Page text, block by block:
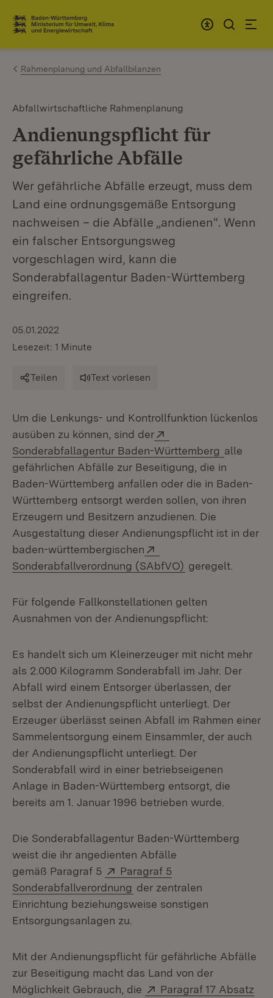
Zum Inhalt springen
Link zur Startseite
Rahmenplanung und Abfallbilanzen
Abfallwirtschaftliche Rahmenplanung
Andienungspflicht für
gefährliche Abfälle
Wer gefährliche Abfälle erzeugt, muss dem
Land eine ordnungsgemäße Entsorgung
nachweisen – die Abfälle „andienen". Wenn
ein falscher Entsorgungsweg
vorgeschlagen wird, kann die
Sonderabfallagentur Baden-Württemberg
eingreifen.
05.01.2022
Lesezeit: 1 Minute
Teilen Text vorlesen
Um die Lenkungs- und Kontrollfunktion lückenlos
ausüben zu können, sind der
Sonderabfallagentur Baden-Württemberg (Öffnet
alle
gefährlichen Abfälle zur Beseitigung, die in
Baden-Württemberg anfallen oder die in Baden-
Württemberg entsorgt werden sollen, von ihren
Erzeugern und Besitzern anzudienen. Die
Ausgestaltung dieser Andienungspflicht ist in der
baden-württembergischen
Sonderabfallverordnung (SAbfVO) (Öffnet in neuem
geregelt.
Für folgende Fallkonstellationen gelten
Ausnahmen von der Andienungspflicht:
Es handelt sich um Kleinerzeuger mit nicht mehr
als 2.000 Kilogramm Sonderabfall im Jahr. Der
Abfall wird einem Entsorger überlassen, der
selbst der Andienungspflicht unterliegt. Der
Erzeuger überlässt seinen Abfall im Rahmen einer
Sammelentsorgung einem Einsammler, der auch
der Andienungspflicht unterliegt. Der
Sonderabfall wird in einer betriebseigenen
Anlage in Baden-Württemberg entsorgt, die
bereits am 1. Januar 1996 betrieben wurde.
Die Sonderabfallagentur Baden-Württemberg
weist die ihr angedienten Abfälle
gemäß Paragraf 5
Extern:
Paragraf 5
Sonderabfallverordnung (Öffnet in neuem Fenster)
der zentralen
Einrichtung beziehungsweise sonstigen
Entsorgungsanlagen zu.
Mit der Andienungspflicht für gefährliche Abfälle
zur Beseitigung macht das Land von der
Möglichkeit Gebrauch, die
Extern:
Paragraf 17 Absatz